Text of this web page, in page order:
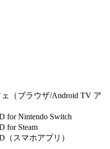
（ブラウザ/Android TV ア
for Nintendo Switch
for Steam
（スマホアプリ）